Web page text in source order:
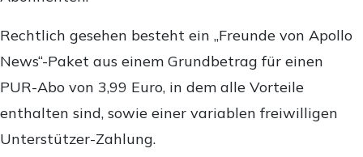
Rechtlich gesehen besteht ein „Freunde von Apollo
News“-Paket aus einem Grundbetrag für einen
PUR-Abo von 3,99 Euro, in dem alle Vorteile
enthalten sind, sowie einer variablen freiwilligen
Unterstützer-Zahlung.